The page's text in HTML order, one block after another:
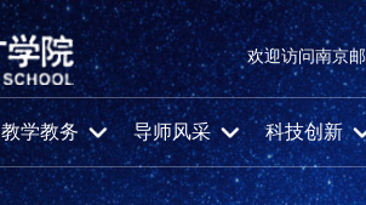
欢迎访问南京
教学教务 导师风采 科技创新